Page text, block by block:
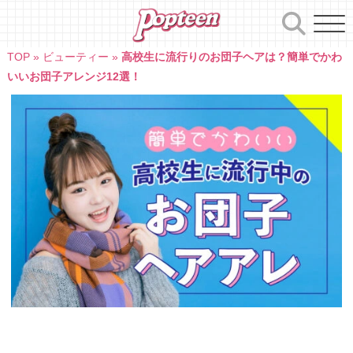
TOP» ビューティー » 高校生に流行りのお団子ヘアは？簡単でかわ
いいお団子アレンジ12選！